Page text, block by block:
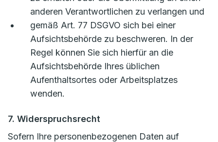
anderen Verantwortlichen zu verlangen und
gemäß Art. 77 DSGVO sich bei einer
Aufsichtsbehörde zu beschweren. In der
Regel können Sie sich hierfür an die
Aufsichtsbehörde Ihres üblichen
Aufenthaltsortes oder Arbeitsplatzes
wenden.
7. Widerspruchsrecht
Sofern Ihre personenbezogenen Daten auf